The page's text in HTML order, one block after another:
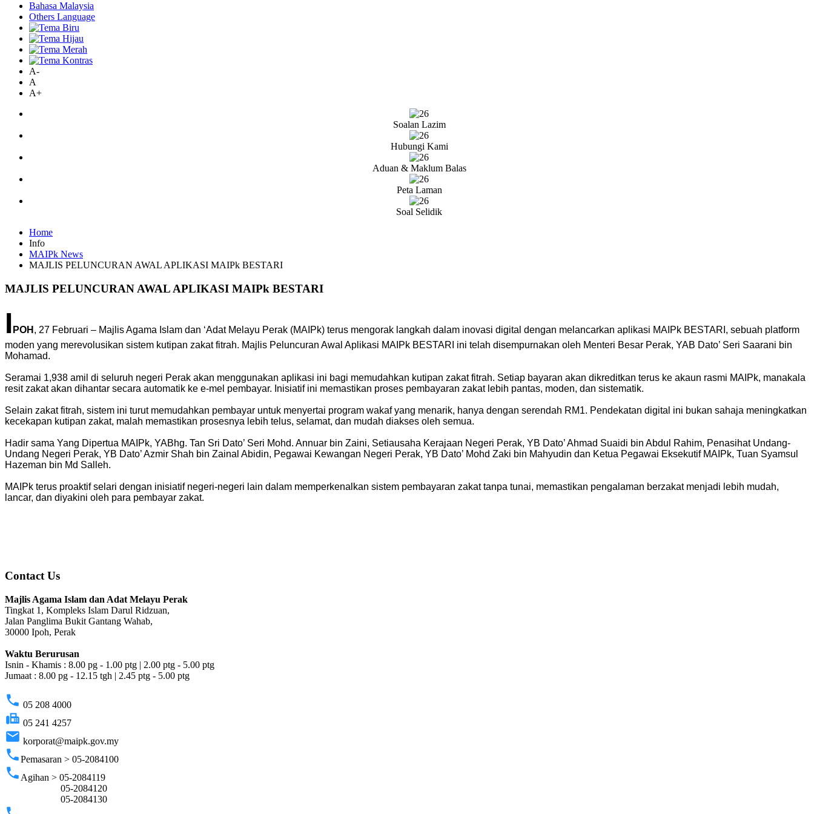
Bahasa Malaysia
Others Language
A-
A
A+
Soalan Lazim
Hubungi Kami
Aduan & Maklum Balas
Peta Laman
Soal Selidik
Home
Info
MAIPk News
MAJLIS PELUNCURAN AWAL APLIKASI MAIPk BESTARI
MAJLIS PELUNCURAN AWAL APLIKASI MAIPk BESTARI
I POH , 27 Februari – Majlis Agama Islam dan ‘Adat Melayu Perak (MAIPk) terus mengorak langkah dalam inovasi digital dengan melancarkan aplikasi MAIPk BESTARI, sebuah platform
moden yang merevolusikan sistem kutipan zakat fitrah. Majlis Peluncuran Awal Aplikasi MAIPk BESTARI ini telah disempurnakan oleh Menteri Besar Perak, YAB Dato’ Seri Saarani bin
Mohamad.
Seramai 1,938 amil di seluruh negeri Perak akan menggunakan aplikasi ini bagi memudahkan kutipan zakat fitrah. Setiap bayaran akan dikreditkan terus ke akaun rasmi MAIPk, manakala
resit zakat akan dihantar secara automatik ke e-mel pembayar. Inisiatif ini memastikan proses pembayaran zakat lebih pantas, moden, dan sistematik.
Selain zakat fitrah, sistem ini turut memudahkan pembayar untuk menyertai program wakaf yang menarik, hanya dengan serendah RM1. Pendekatan digital ini bukan sahaja meningkatkan
kecekapan kutipan zakat, malah memastikan prosesnya lebih telus, selamat, dan mudah diakses oleh semua.
Hadir sama Yang Dipertua MAIPk, YABhg. Tan Sri Dato’ Seri Mohd. Annuar bin Zaini, Setiausaha Kerajaan Negeri Perak, YB Dato’ Ahmad Suaidi bin Abdul Rahim, Penasihat Undang-
Undang Negeri Perak, YB Dato’ Azmir Shah bin Zainal Abidin, Pegawai Kewangan Negeri Perak, YB Dato’ Mohd Zaki bin Mahyudin dan Ketua Pegawai Eksekutif MAIPk, Tuan Syamsul
Hazeman bin Md Salleh.
MAIPk terus proaktif selari dengan inisiatif negeri-negeri lain dalam memperkenalkan sistem pembayaran zakat tanpa tunai, memastikan pengalaman berzakat menjadi lebih mudah,
lancar, dan diyakini oleh para pembayar zakat.
Contact Us
Majlis Agama Islam dan Adat Melayu Perak
Tingkat 1, Kompleks Islam Darul Ridzuan,
Jalan Panglima Bukit Gantang Wahab,
30000 Ipoh, Perak
Waktu Berurusan
Isnin - Khamis : 8.00 pg - 1.00 ptg | 2.00 ptg - 5.00 ptg
Jumaat : 8.00 pg - 12.15 tgh | 2.45 ptg - 5.00 ptg
phone 05 208 4000
fax 05 241 4257
email korporat@maipk.gov.my
phonePemasaran > 05-2084100
phone Agihan > 05-2084119
05-2084120
05-2084130